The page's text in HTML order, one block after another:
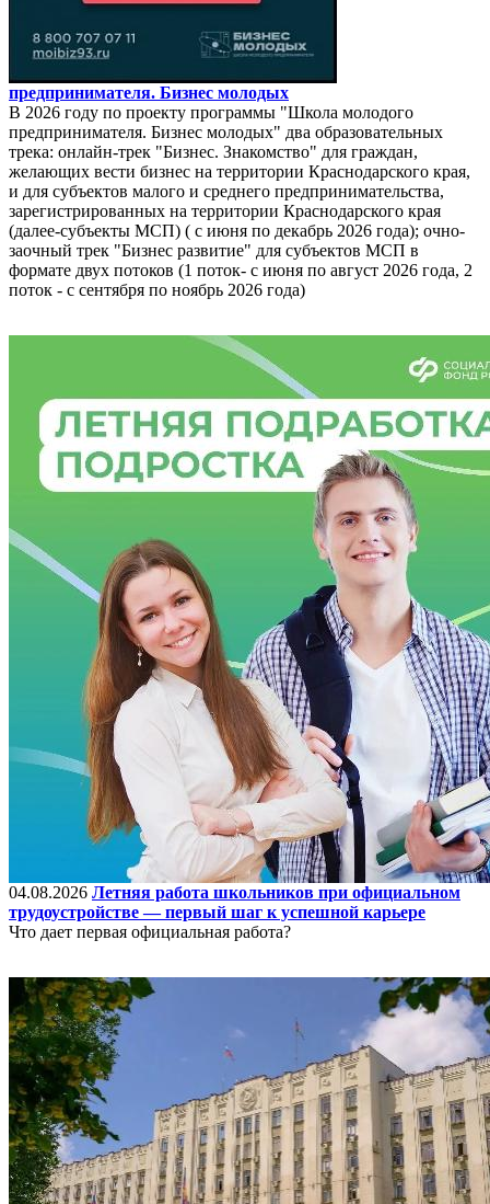
предпринимателя. Бизнес молодых
В 2026 году по проекту программы "Школа молодого
предпринимателя. Бизнес молодых" два образовательных
трека: онлайн-трек "Бизнес. Знакомство" для граждан,
желающих вести бизнес на территории Краснодарского края,
и для субъектов малого и среднего предпринимательства,
зарегистрированных на территории Краснодарского края
(далее-субъекты МСП) ( с июня по декабрь 2026 года); очно-
заочный трек "Бизнес развитие" для субъектов МСП в
формате двух потоков (1 поток- с июня по август 2026 года, 2
поток - с сентября по ноябрь 2026 года)
04.08.2026 Летняя работа школьников при официальном
трудоустройстве — первый шаг к успешной карьере
Что дает первая официальная работа?